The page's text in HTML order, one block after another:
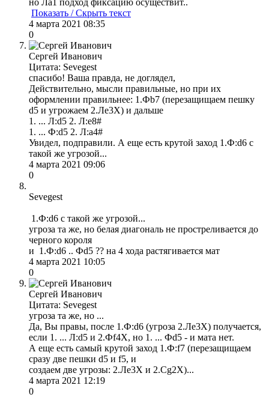
Показать / Скрыть текст
4 марта 2021 08:35
0
Сергей Иванович
Цитата: Sevegest
спасибо! Ваша правда, не доглядел,
Действительно, мысли правильные, но при их
оформлении правильнее: 1.Фb7 (перезащищаем пешку
d5 и угрожаем 2.Ле3X) и дальше
1. ... Л:d5 2. Л:е8#
1. ... Ф:d5 2. Л:а4#
Увидел, подправили. А еще есть крутой заход 1.Ф:d6 с
такой же угрозой...
4 марта 2021 09:06
0
Sevegest
1.Ф:d6 с такой же угрозой...
угроза та же, но белая диагональ не простреливается до
черного короля
и 1.Ф:d6 .. Фd5 ?? на 4 хода растягивается мат
4 марта 2021 10:05
0
Сергей Иванович
Цитата: Sevegest
угроза та же, но ...
Да, Вы правы, после 1.Ф:d6 (угроза 2.Ле3X) получается,
если 1. ... Л:d5 и 2.Фf4Х, но 1. ... Фd5 - и мата нет.
А еще есть самый крутой заход 1.Ф:f7 (перезащищаем
сразу две пешки d5 и f5, и
создаем две угрозы: 2.Ле3X и 2.Сg2X)...
4 марта 2021 12:19
0